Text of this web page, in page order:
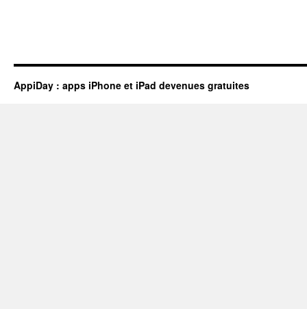
AppiDay : apps iPhone et iPad devenues gratuites